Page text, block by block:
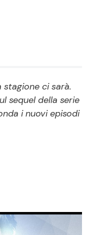
Opera
ci sarà.
sequel della serie
i nuovi episodi